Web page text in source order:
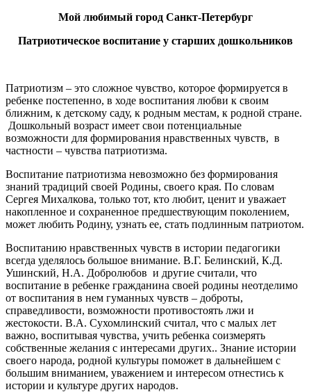
Мой любимый город Санкт-Петербург
Патриотическое воспитание у старших дошкольников
Патриотизм – это сложное чувство, которое формируется в
ребенке постепенно, в ходе воспитания любви к своим
ближним, к детскому саду, к родным местам, к родной стране.
Дошкольный возраст имеет свои потенциальные
возможности для формирования нравственных чувств, в
частности – чувства патриотизма.
Воспитание патриотизма невозможно без формирования
знаний традиций своей Родины, своего края. По словам
Сергея Михалкова, только тот, кто любит, ценит и уважает
накопленное и сохраненное предшествующим поколением,
может любить Родину, узнать ее, стать подлинным патриотом.
Воспитанию нравственных чувств в истории педагогики
всегда уделялось большое внимание. В.Г. Белинский, К.Д.
Ушинский, Н.А. Добролюбов и другие считали, что
воспитание в ребенке гражданина своей родины неотделимо
от воспитания в нем гуманных чувств – доброты,
справедливости, возможности противостоять лжи и
жестокости. В.А. Сухомлинский считал, что с малых лет
важно, воспитывая чувства, учить ребенка соизмерять
собственные желания с интересами других.. Знание истории
своего народа, родной культуры поможет в дальнейшем с
большим вниманием, уважением и интересом отнестись к
истории и культуре других народов.